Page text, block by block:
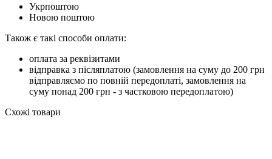
Укрпоштою
Новою поштою
Також є такі способи оплати:
оплата за реквізитами
відправка з післяплатою (замовлення на суму до 200 грн
відправляємо по повній передоплаті, замовлення на
суму понад 200 грн - з частковою передоплатою)
Схожі товари